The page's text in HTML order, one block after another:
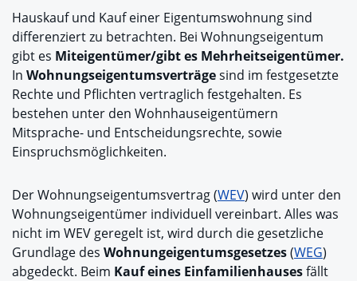
Hauskauf und Kauf einer Eigentumswohnung sind
differenziert zu betrachten. Bei Wohnungseigentum
gibt es Miteigentümer/gibt es Mehrheitseigentümer.
In Wohnungseigentumsverträgesind im festgesetzte
Rechte und Pflichten vertraglich festgehalten. Es
bestehen unter den Wohnhauseigentümern
Mitsprache- und Entscheidungsrechte, sowie
Einspruchsmöglichkeiten.
Der Wohnungseigentumsvertrag (WEV) wird unter den
Wohnungseigentümer individuell vereinbart. Alles was
nicht im WEV geregelt ist, wird durch die gesetzliche
Grundlage des Wohnungeigentumsgesetzes(WEG)
abgedeckt. Beim Kauf eines Einfamilienhausesfällt